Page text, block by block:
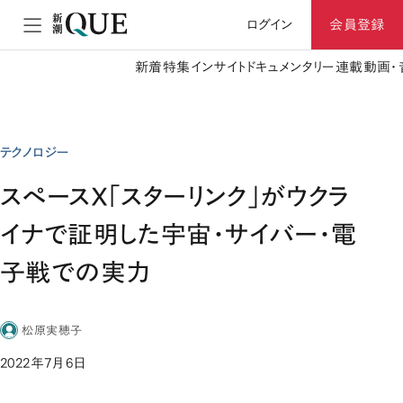
ログイン 会員登録
新着特集 インサイト ドキュメンタリー 連載動画
テクノロジー
スペースX「スターリンク」がウクラ
イナで証明した宇宙・サイバー・電
子戦での実力
松原実穂子
2022年7月6日